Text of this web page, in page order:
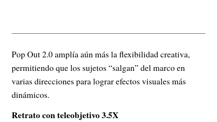
Pop Out 2.0 amplía aún más la flexibilidad creativa,
permitiendo que los sujetos “salgan” del marco en
varias direcciones para lograr efectos visuales más
dinámicos.
Retrato con teleobjetivo 3.5X